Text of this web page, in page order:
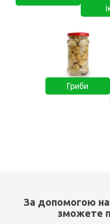
Гриби
За допомогою
зможете